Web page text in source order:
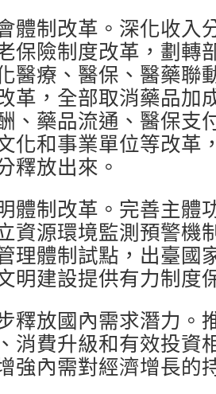
體制改革。深化收入
保險制度改革，劃轉
醫療、醫保、醫藥聯
革，全部取消藥品加
、藥品流通、醫保支
化和事業單位等改革
釋放出來。
體制改革。完善主體
資源環境監測預警機
理體制試點，出臺國
明建設提供有力制度
釋放國內需求潛力。
消費升級和有效投資
強內需對經濟增長的